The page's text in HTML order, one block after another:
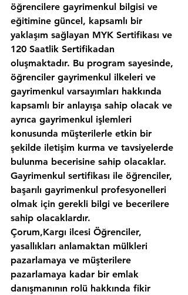
öğrencilere gayrimenkul bilgisi ve
eğitimine güncel, kapsamlı bir
yaklaşım sağlayan MYK Sertifikası ve
120 Saatlik Sertifikadan
oluşmaktadır. Bu program sayesinde,
öğrenciler gayrimenkul ilkeleri ve
gayrimenkul varsayımları hakkında
kapsamlı bir anlayışa sahip olacak ve
ayrıca gayrimenkul işlemleri
konusunda müşterilerle etkin bir
şekilde iletişim kurma ve tavsiyelerde
bulunma becerisine sahip olacaklar.
Gayrimenkul sertifikası ile öğrenciler,
başarılı gayrimenkul profesyonelleri
olmak için gerekli bilgi ve becerilere
sahip olacaklardır.
Çorum,Kargı ilcesi Öğrenciler,
yasallıkları anlamaktan mülkleri
pazarlamaya ve müşterilere
pazarlamaya kadar bir emlak
danışmanının rolü hakkında fikir